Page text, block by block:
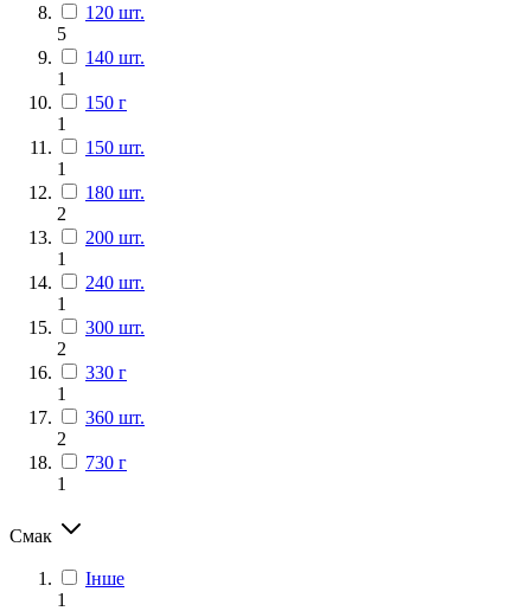
120 шт.
5
140 шт.
1
150 г
1
150 шт.
1
180 шт.
2
200 шт.
1
240 шт.
1
300 шт.
2
330 г
1
360 шт.
2
730 г
1
Смак
Інше
1